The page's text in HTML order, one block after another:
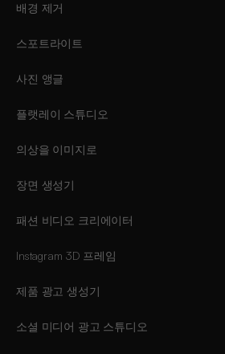
배경 제거
스포트라이트
사진 앵글
플랫레이 스튜디오
의상을 이미지로
장면 생성기
패션 비디오 크리에이터
Instagram 3D 프레임
제품 광고 생성기
소셜 미디어 광고 스튜디오